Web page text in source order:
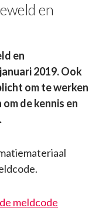
en
en
2019. Ook
om te werken
de kennis en
meldcode